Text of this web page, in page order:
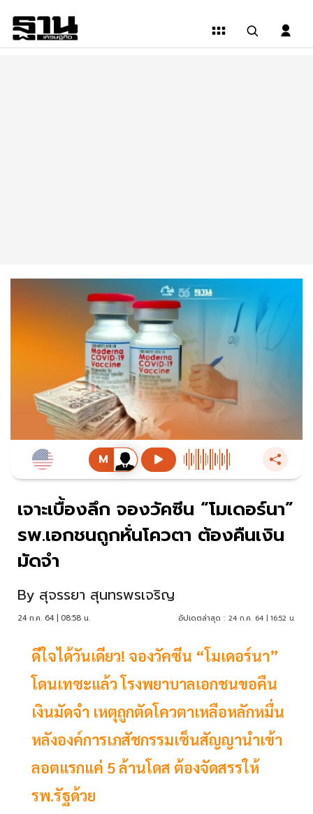
เจาะเบื้องลึก จองวัคซีน “โมเดอร์นา”
รพ.เอกชนถูกหั่นโควตา ต้องคืนเงิน
มัดจำ
By สุจรรยา สุนทรพรเจริญ
24 ก.ค. 64 | 08:58 น. อัปเดตล่าสุด : 24 ก.ค. 64 | 16:52 น.
ดีใจได้วันเดียว! จองวัคซีน “โมเดอร์นา”
โดนเทซะแล้ว โรงพยาบาลเอกชนขอคืน
เงินมัดจำ เหตุถูกตัดโควตาเหลือหลักหมื่น
หลังองค์การเภสัชกรรมเซ็นสัญญานำเข้า
ลอตแรกแค่ 5 ล้านโดส ต้องจัดสรรให้
รพ.รัฐด้วย